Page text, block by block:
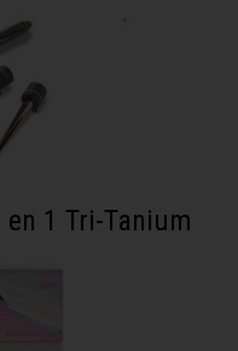
1 Tri-Tanium